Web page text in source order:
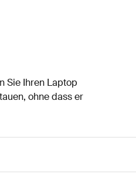
Sie Ihren Laptop
ohne dass er